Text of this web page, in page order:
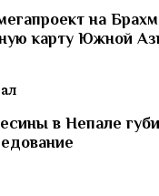
на
карту Южной
в Непале